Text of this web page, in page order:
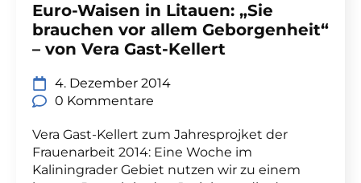
Euro-Waisen in Litauen: „Sie
brauchen vor allem Geborgenheit“
– von Vera Gast-Kellert
4. Dezember 2014
0 Kommentare
Vera Gast-Kellert zum Jahresprojket der
Frauenarbeit 2014: Eine Woche im
Kaliningrader Gebiet nutzen wir zu einem